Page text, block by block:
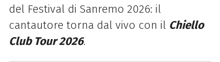
del Festival di Sanremo 2026: il
cantautore torna dal vivo con il Chiello
Club Tour 2026.